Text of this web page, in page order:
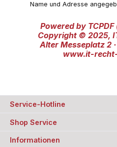
Name und Adresse
Powered by
Copyright © 2025,
Alter Messeplatz 2
www.it-
Service-Hotline
Shop Service
Informationen